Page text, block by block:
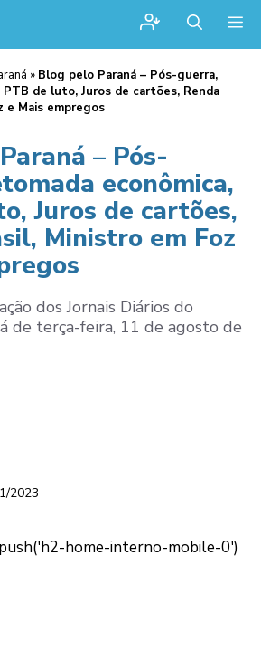
» Blog pelo Paraná – Pós-guerra,
PTB de luto, Juros de cartões, Renda
e Mais empregos
– Pós-
econômica,
Juros de cartões,
Ministro em Foz
dos Jornais Diários do
de terça-feira, 11 de agosto de
2023